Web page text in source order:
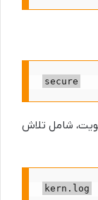
secure
شامل تلاش
kern.log